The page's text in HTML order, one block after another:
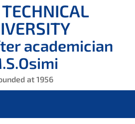
academician
at 1956